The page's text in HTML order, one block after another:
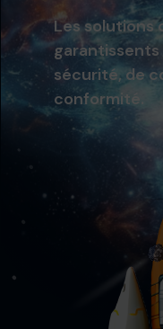
Les solutions
garantissents
sécurité, de
conformité.